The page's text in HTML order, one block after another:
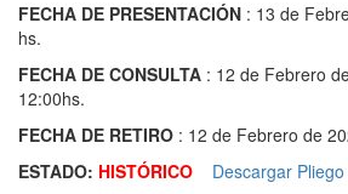
FECHA DE PRESENTACIÓN : 13 de
hs.
FECHA DE CONSULTA : 12 de Febrero
12:00hs.
FECHA DE RETIRO : 12 de Febrero de
ESTADO: HISTÓRICO Descargar Pliego